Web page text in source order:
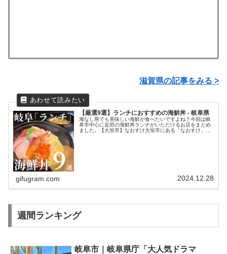
滋賀県の記事をみる >
【厳選9選】ランチにおすすめの海鮮丼 - 岐阜県
海なし県でも美味しい海鮮が食べたいですよね？今回は岐
阜市中心に近郊の海鮮丼ランチがいただけるお店をまとめ
ました。【大垣市】なおすけ大垣市にある「なおすけ」さ
gifugram.com 2024.12.28
週間ランキング
岐阜市｜岐阜県庁「大人気ドラマ